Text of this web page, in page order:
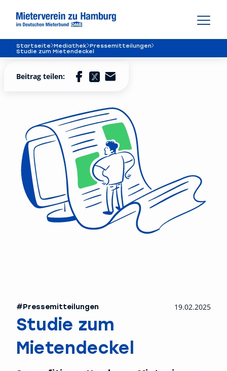
Startseite Mediathek Pressemitteilungen
Studie zum Mietendeckel
#Pressemitteilungen 19.02.2025
Studie zum
Mietendeckel
Beitrag teilen: